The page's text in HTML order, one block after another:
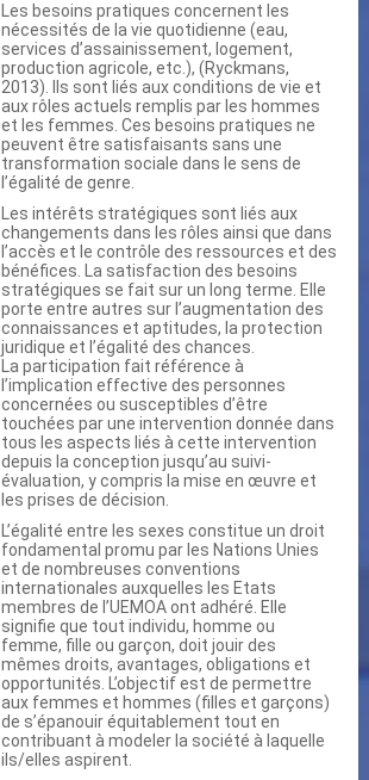
Les besoins pratiques concernent les
nécessités de la vie quotidienne (eau,
services d’assainissement, logement,
production agricole, etc.), (Ryckmans,
2013). Ils sont liés aux conditions de vie et
aux rôles actuels remplis par les hommes
et les femmes. Ces besoins pratiques ne
peuvent être satisfaisants sans une
transformation sociale dans le sens de
l’égalité de genre.
Les intérêts stratégiques sont liés aux
changements dans les rôles ainsi que dans
l’accès et le contrôle des ressources et des
bénéfices. La satisfaction des besoins
stratégiques se fait sur un long terme. Elle
porte entre autres sur l’augmentation des
connaissances et aptitudes, la protection
juridique et l’égalité des chances.
La participation fait référence à
l’implication effective des personnes
concernées ou susceptibles d’être
touchées par une intervention donnée dans
tous les aspects liés à cette intervention
depuis la conception jusqu’au suivi-
évaluation, y compris la mise en œuvre et
les prises de décision.
L’égalité entre les sexes constitue un droit
fondamental promu par les Nations Unies
et de nombreuses conventions
internationales auxquelles les Etats
membres de l’UEMOA ont adhéré. Elle
signifie que tout individu, homme ou
femme, fille ou garçon, doit jouir des
mêmes droits, avantages, obligations et
opportunités. L’objectif est de permettre
aux femmes et hommes (filles et garçons)
de s’épanouir équitablement tout en
contribuant à modeler la société à laquelle
ils/elles aspirent.